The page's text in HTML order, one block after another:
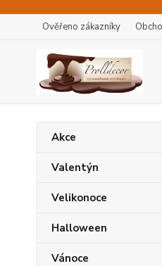
Ověřeno zákazníky
Akce
Valentýn
Velikonoce
Halloween
Vánoce